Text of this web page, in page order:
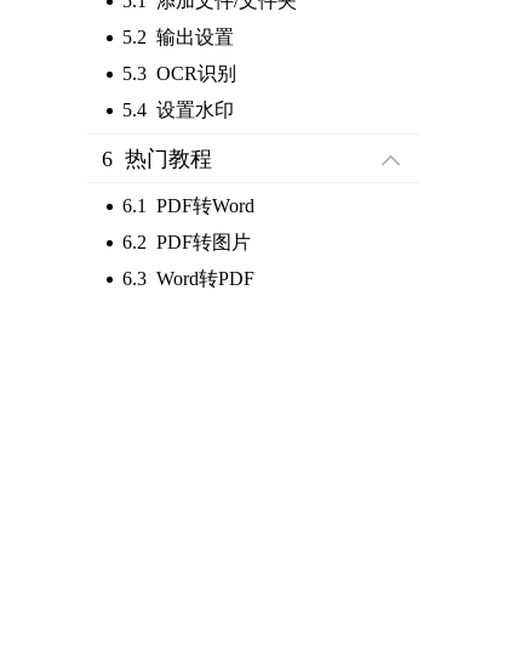
5.2 输出设置
5.3 OCR识别
5.4 设置水印
6 热门教程
6.1 PDF转Word
6.2 PDF转图片
6.3 Word转PDF